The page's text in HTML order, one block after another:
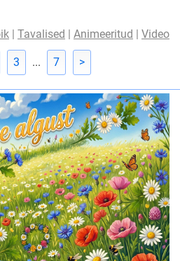
| Tavalised | Animeeritud | Video
3 ... 7 >